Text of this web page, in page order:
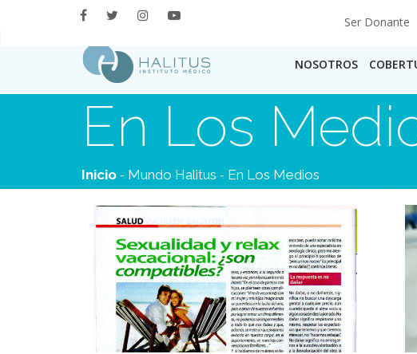
Ser Donante
NOSOTROS
En Los
Inicio - Mundo Halitus - En Los Medios